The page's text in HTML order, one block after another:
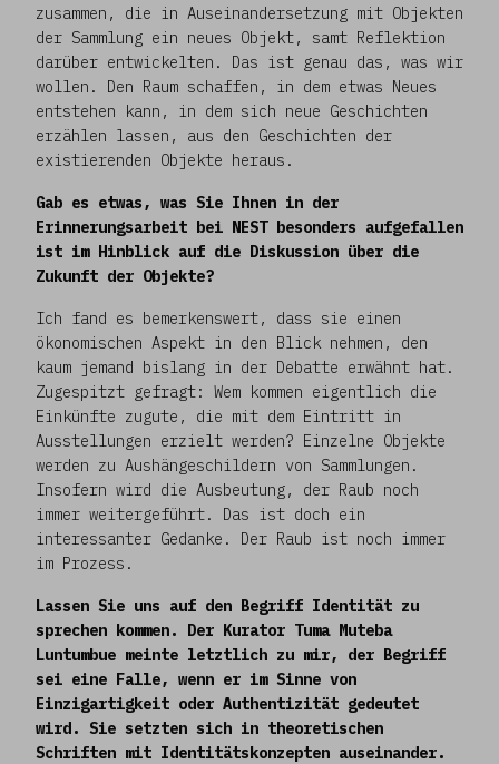
zusammen, die in Auseinandersetzung mit Objekten
der Sammlung ein neues Objekt, samt Reflektion
darüber entwickelten. Das ist genau das, was wir
wollen. Den Raum schaffen, in dem etwas Neues
entstehen kann, in dem sich neue Geschichten
erzählen lassen, aus den Geschichten der
existierenden Objekte heraus.
Gab es etwas, was Sie Ihnen in der
Erinnerungsarbeit bei NEST besonders aufgefallen
ist im Hinblick auf die Diskussion über die
Zukunft der Objekte?
Ich fand es bemerkenswert, dass sie einen
ökonomischen Aspekt in den Blick nehmen, den
kaum jemand bislang in der Debatte erwähnt hat.
Zugespitzt gefragt: Wem kommen eigentlich die
Einkünfte zugute, die mit dem Eintritt in
Ausstellungen erzielt werden? Einzelne Objekte
werden zu Aushängeschildern von Sammlungen.
Insofern wird die Ausbeutung, der Raub noch
immer weitergeführt. Das ist doch ein
interessanter Gedanke. Der Raub ist noch immer
im Prozess.
Lassen Sie uns auf den Begriff Identität zu
sprechen kommen. Der Kurator Tuma Muteba
Luntumbue meinte letztlich zu mir, der Begriff
sei eine Falle, wenn er im Sinne von
Einzigartigkeit oder Authentizität gedeutet
wird. Sie setzten sich in theoretischen
Schriften mit Identitätskonzepten auseinander.